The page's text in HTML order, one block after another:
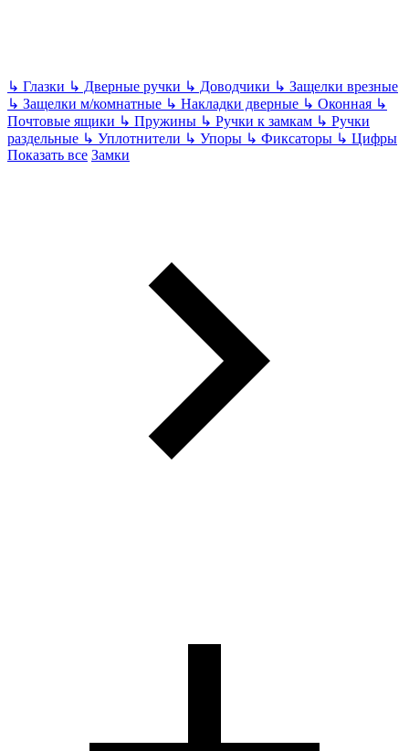
↳ Глазки ↳ Дверные ручки ↳ Доводчики ↳ Защелки врезные
↳ Защелки м/комнатные ↳ Накладки дверные ↳ Оконная ↳
Почтовые ящики ↳ Пружины ↳ Ручки к замкам ↳ Ручки
раздельные ↳ Уплотнители ↳ Упоры ↳ Фиксаторы ↳ Цифры
Показать все Замки